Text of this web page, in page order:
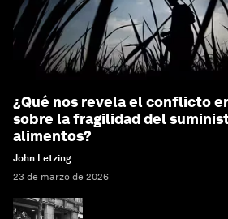
¿Qué nos revela el conflicto
sobre la fragilidad del
alimentos?
John Letzing
23 de marzo de 2026